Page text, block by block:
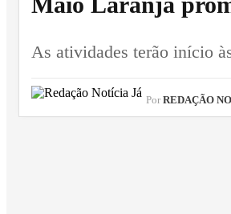
As atividades terão início
Por REDAÇÃO